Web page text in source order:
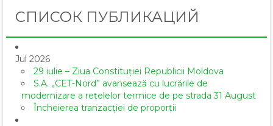
СПИСОК ПУБЛИКАЦИЙ
Jul 2026
29 iulie – Ziua Constituției Republicii Moldova
S.A. „CET-Nord” avansează cu lucrările de
modernizare a rețelelor termice de pe strada 31 August
Încheierea tranzacției de proporții